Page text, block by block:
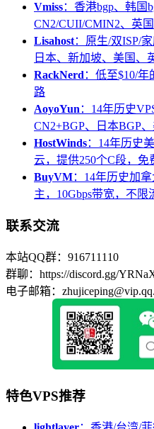
Vmiss：香港bgp、韩国
CN2/CUII/CMIN2、英
Lisahost：原生/双ISP/
日本、新加坡、美国、
RackNerd ：低至$10/
路
AoyoYun ：14年历史
CN2+BGP、日本BGP
HostWinds：14年历史
云，提供250个C段，免
BuyVM：14年历史加
主，10Gbps带宽，不
联系交流
本站QQ群：916711110
群聊：https://discord.gg/
电子邮箱：
特色VPS推荐